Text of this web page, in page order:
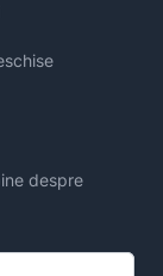
despre